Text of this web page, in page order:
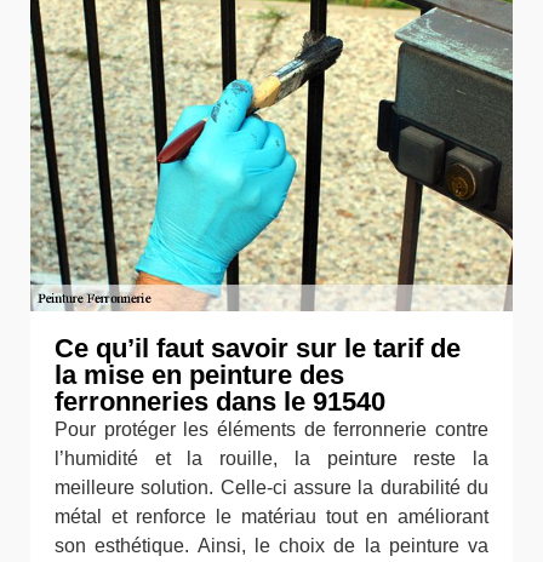
Ce qu’il faut savoir sur le tarif de
la mise en peinture des
ferronneries dans le 91540
Pour protéger les éléments de ferronnerie contre
l’humidité et la rouille, la peinture reste la
meilleure solution. Celle-ci assure la durabilité du
métal et renforce le matériau tout en améliorant
son esthétique. Ainsi, le choix de la peinture va